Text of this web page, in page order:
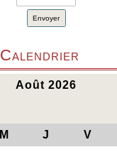
Envoyer
Calendrier